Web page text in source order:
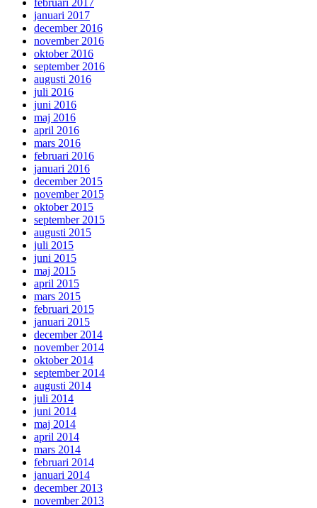
februari 2017
januari 2017
december 2016
november 2016
oktober 2016
september 2016
augusti 2016
juli 2016
juni 2016
maj 2016
april 2016
mars 2016
februari 2016
januari 2016
december 2015
november 2015
oktober 2015
september 2015
augusti 2015
juli 2015
juni 2015
maj 2015
april 2015
mars 2015
februari 2015
januari 2015
december 2014
november 2014
oktober 2014
september 2014
augusti 2014
juli 2014
juni 2014
maj 2014
april 2014
mars 2014
februari 2014
januari 2014
december 2013
november 2013